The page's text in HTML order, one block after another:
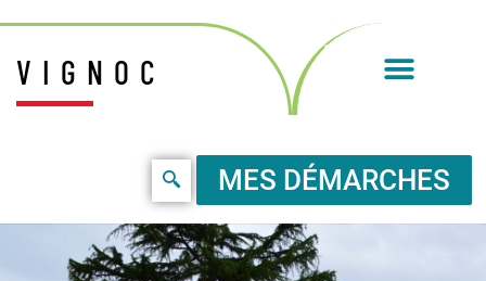
VIGNOC
MES DÉMARCHES